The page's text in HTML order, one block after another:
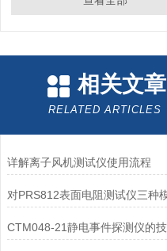
相关文章
RELATED ARTICLES
详解离子风机测试仪使用流程